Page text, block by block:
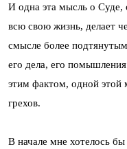
И одна эта мысль о Суде,
всю свою жизнь, делает
смысле более
его дела, его
этим фактом, одной этой
грехов.
В начале мне хотелось бы